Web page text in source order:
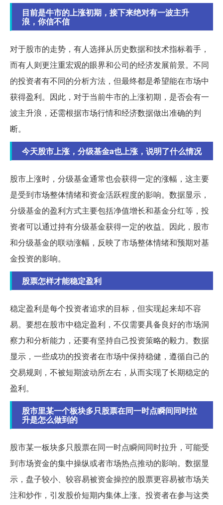
目前是牛市的上涨初期，接下来绝对有一波主升
浪，你信不信
对于股市的走势，有人选择从历史数据和技术指标着手，
而有人则更注重宏观的眼界和公司的经济发展前景。不同
的投资者有不同的分析方法，但最终都是希望能在市场中
获得盈利。因此，对于当前牛市的上涨初期，是否会有一
波主升浪，还需根据市场行情和经济数据做出准确的判
断。
今天股市上涨，分级基金a也上涨，说明了什么情况
股市上涨时，分级基金通常也会获得一定的涨幅，这主要
是受到市场整体情绪和资金活跃程度的影响。数据显示，
分级基金的盈利方式主要包括净值增长和基金分红等，投
资者可以通过持有分级基金获得一定的收益。因此，股市
和分级基金的联动涨幅，反映了市场整体情绪和预期对基
金投资的影响。
股票怎样才能稳定盈利
稳定盈利是每个投资者追求的目标，但实现起来却不容
易。要想在股市中稳定盈利，不仅需要具备良好的市场洞
察力和分析能力，还要有坚持自己投资策略的毅力。数据
显示，一些成功的投资者在市场中保持稳健，遵循自己的
交易规则，不被短期波动所左右，从而实现了长期稳定的
盈利。
股市里某一个板块多只股票在同一时点瞬间同时拉
升是怎么做到的
股市某一板块多只股票在同一时点瞬间同时拉升，可能受
到市场资金的集中操纵或者市场热点推动的影响。数据显
示，盘子较小、较容易被资金操控的股票更容易被市场关
注和炒作，引发股价短期内集体上涨。投资者在参与这类